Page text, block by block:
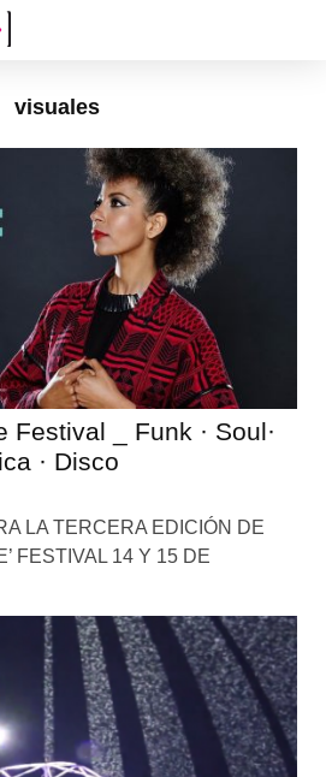
visuales
Festival _ Funk · Soul·
· Disco
LA TERCERA EDICIÓN DE
FESTIVAL 14 Y 15 DE